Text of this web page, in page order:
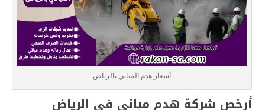
أسعار هدم المباني بالرياض
أرخص شركة هدم مباني في الرياض